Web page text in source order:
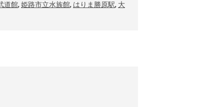
道館, 姫路市立水族館, はりま勝原駅, 大